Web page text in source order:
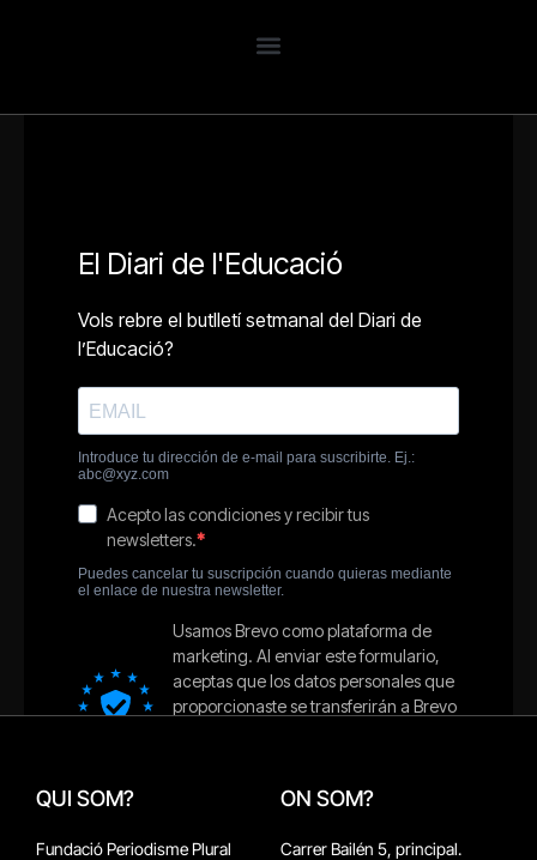
QUI SOM?
Fundació Periodisme Plural
ON SOM?
Carrer Bailén 5, principal.